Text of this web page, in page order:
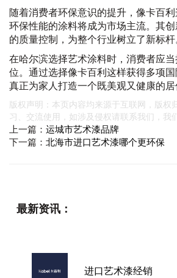
随着消费者环保意识的提升，像卡百
环保性能的涂料将成为市场主流。其
的质量控制，为整个行业树立了新标杆
在哈尔滨选择艺术涂料时，消费者应
位。通过选择像卡百利这样获得多项
真正为家人打造一个既美观又健康的居
版权声明：本页内容均来源于互联网，版权
习、交流使用，如涉及侵权请联系我们，我
上一篇： 运城市艺术漆品牌
下一篇： 北海市进口艺术漆哪个更环保
最新资讯：
进口艺术漆经销